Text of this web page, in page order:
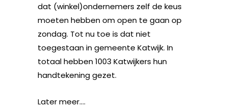
dat (winkel)ondernemers zelf de keus
moeten hebben om open te gaan op
zondag. Tot nu toe is dat niet
toegestaan in gemeente Katwijk. In
totaal hebben 1003 Katwijkers hun
handtekening gezet.
Later meer….